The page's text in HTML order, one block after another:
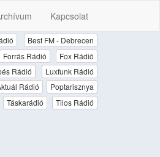
Kapcsolat
Best FM - Debrecen
Forrás Rádió
Fox Rádió
Rádió
Luxfunk Rádió
Rádió
Poptarisznya
Táskarádió
Tilos Rádió